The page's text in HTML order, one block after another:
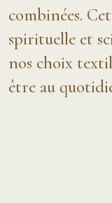
combinées.
spirituelle et
nos choix
être au